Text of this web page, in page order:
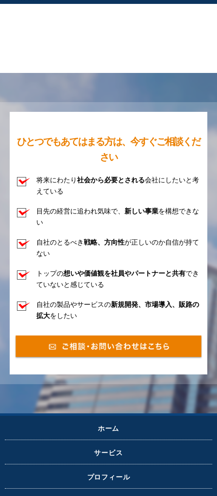
ひとつでもあてはまる方は、今すぐご相談くだ
さい
将来にわたり社会から必要とされる会社にしたいと考
えている
目先の経営に追われ気味で、 新しい事業を構想できな
い
自社のとるべき戦略、方向性が正しいのか自信が持て
ない
トップの想いや価値観を社員やパートナーと共有でき
ていないと感じている
自社の製品やサービスの新規開発、市場導入、販路の
拡大をしたい
ホーム
サービス
プロフィール